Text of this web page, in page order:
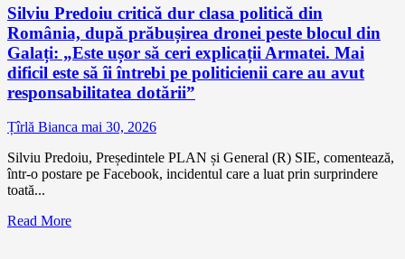
Silviu Predoiu critică dur clasa politică din
România, după prăbușirea dronei peste blocul din
Galați: „Este ușor să ceri explicații Armatei. Mai
dificil este să îi întrebi pe politicienii care au avut
responsabilitatea dotării”
Țîrlă Bianca mai 30, 2026
Silviu Predoiu, Președintele PLAN și General (R) SIE, comentează,
într-o postare pe Facebook, incidentul care a luat prin surprindere
toată...
Read More